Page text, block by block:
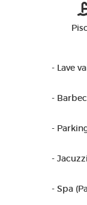
- Lave
-
-
-
- Spa